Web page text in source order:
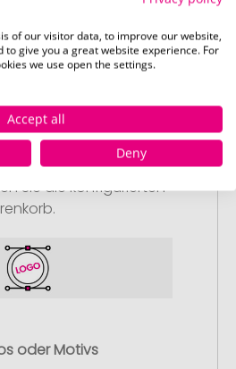
passen Sie diese
an.
Sie die konfigurierten
oder Motivs
of our visitor data, to improve our website,
give you a great website experience. For
we use open the settings.
Accept all
Deny